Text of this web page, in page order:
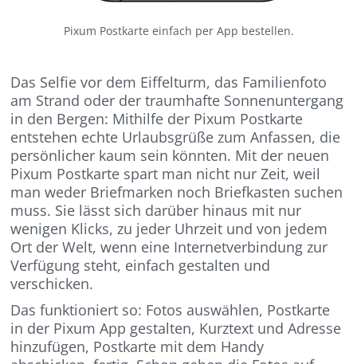
Pixum Postkarte einfach per App bestellen.
Das Selfie vor dem Eiffelturm, das Familienfoto
am Strand oder der traumhafte Sonnenuntergang
in den Bergen: Mithilfe der Pixum Postkarte
entstehen echte Urlaubsgrüße zum Anfassen, die
persönlicher kaum sein könnten. Mit der neuen
Pixum Postkarte spart man nicht nur Zeit, weil
man weder Briefmarken noch Briefkasten suchen
muss. Sie lässt sich darüber hinaus mit nur
wenigen Klicks, zu jeder Uhrzeit und von jedem
Ort der Welt, wenn eine Internetverbindung zur
Verfügung steht, einfach gestalten und
verschicken.
Das funktioniert so: Fotos auswählen, Postkarte
in der Pixum App gestalten, Kurztext und Adresse
hinzufügen, Postkarte mit dem Handy